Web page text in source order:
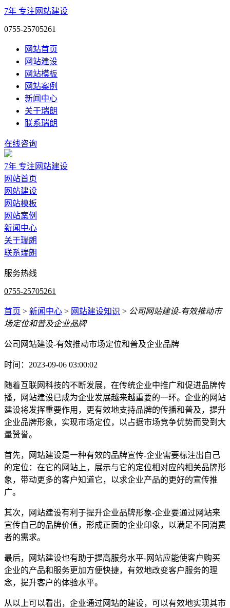
7年 专注网站建设
0755-25705261
网站首页
网站建设
网站模板
网站案例
新闻中心
关于瑞朗
联系瑞朗
在线咨询
7年 专注网站建设
网站首页
网站建设
网站模板
网站案例
新闻中心
关于瑞朗
联系瑞朗
服务热线
0755-25705261
首页 > 新闻中心 > 网站建设知识 > 公司网站建设-有效推动市
场定位和普及企业品牌
公司网站建设-有效推动市场定位和普及企业品牌
时间：2023-09-06 03:00:02
随着互联网科技的不断发展，在传统企业中推广和促进品牌传
播，网站建设已成为企业发展越来越重要的一环。企业的网站
建设将发挥重要作用，更有效地支持品牌的传播和普及，提升
企业品牌形象，实现市场定位，以占据市场竞争优势而受到大
量赞誉。
首先，网站建设是一种有效的品牌宣传-企业需要标注出自己
的定位：在它的网站上，展示与它的定位相对应的相关品牌形
象，带动更多的客户知道它，以求企业产品的更好的宣传推
广。
其次，网站建设有利于提升企业品牌形象-企业要通过网站来
宣传自己的品牌价值，形成正面的企业印象，以满足不同消费
者的需求。
最后，网站建设也有助于提高服务水平-网站应能使客户购买
企业的产品和服务更加方便快捷，有效地改变客户服务的理
念，提升客户的体验水平。
从以上可以看出，企业通过网站的建设，可以有效地实现其市